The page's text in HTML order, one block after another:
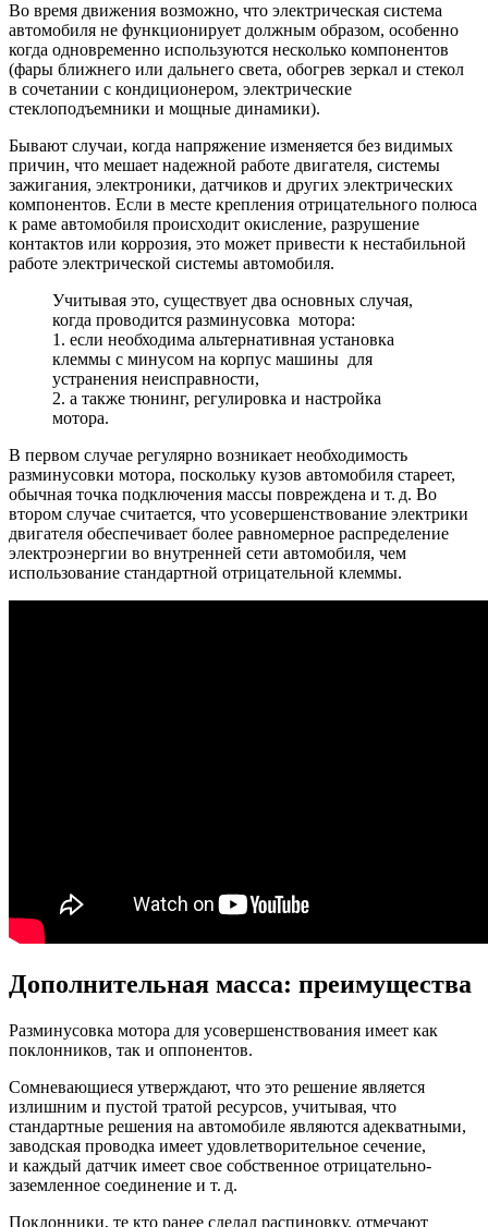
Во время движения возможно, что электрическая система
автомобиля не функционирует должным образом, особенно
когда одновременно используются несколько компонентов
(фары ближнего или дальнего света, обогрев зеркал и стекол
в сочетании с кондиционером, электрические
стеклоподъемники и мощные динамики).
Бывают случаи, когда напряжение изменяется без видимых
причин, что мешает надежной работе двигателя, системы
зажигания, электроники, датчиков и других электрических
компонентов. Если в месте крепления отрицательного полюса
к раме автомобиля происходит окисление, разрушение
контактов или коррозия, это может привести к нестабильной
работе электрической системы автомобиля.
Учитывая это, существует два основных случая,
когда проводится разминусовка мотора:
1. если необходима альтернативная установка
клеммы с минусом на корпус машины для
устранения неисправности,
2. а также тюнинг, регулировка и настройка
мотора.
В первом случае регулярно возникает необходимость
разминусовки мотора, поскольку кузов автомобиля стареет,
обычная точка подключения массы повреждена и т. д. Во
втором случае считается, что усовершенствование электрики
двигателя обеспечивает более равномерное распределение
электроэнергии во внутренней сети автомобиля, чем
использование стандартной отрицательной клеммы.
Дополнительная масса: преимущества
Разминусовка мотора для усовершенствования имеет как
поклонников, так и оппонентов.
Сомневающиеся утверждают, что это решение является
излишним и пустой тратой ресурсов, учитывая, что
стандартные решения на автомобиле являются адекватными,
заводская проводка имеет удовлетворительное сечение,
и каждый датчик имеет свое собственное отрицательно-
заземленное соединение и т. д.
Поклонники, те кто ранее сделал распиновку, отмечают